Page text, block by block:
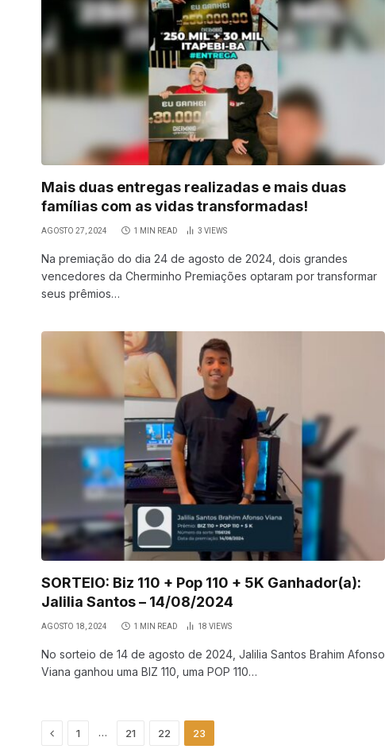
Mais duas entregas realizadas e mais duas
famílias com as vidas transformadas!
AGOSTO 27, 2024 1 MIN READ 3 VIEWS
Na premiação do dia 24 de agosto de 2024, dois grandes
vencedores da Cherminho Premiações optaram por transformar
seus prêmios…
SORTEIO: Biz 110 + Pop 110 + 5K Ganhador(a):
Jalilia Santos – 14/08/2024
AGOSTO 18, 2024 1 MIN READ 18 VIEWS
No sorteio de 14 de agosto de 2024, Jalilia Santos Brahim Afonso
Viana ganhou uma BIZ 110, uma POP 110…
Previous
1 … 21 22 23